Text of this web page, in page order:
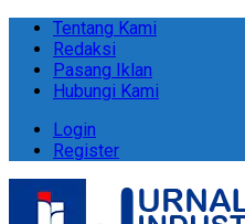
Tentang Kami
Redaksi
Pasang Iklan
Hubungi Kami
Login
Register